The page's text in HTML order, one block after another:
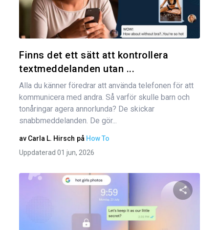
Finns det ett sätt att kontrollera
textmeddelanden utan ...
Alla du känner föredrar att använda telefonen för att
kommunicera med andra. Så varför skulle barn och
tonåringar agera annorlunda? De skickar
snabbmeddelanden. De gör...
av Carla L. Hirsch på How To
Uppdaterad 01 jun, 2026